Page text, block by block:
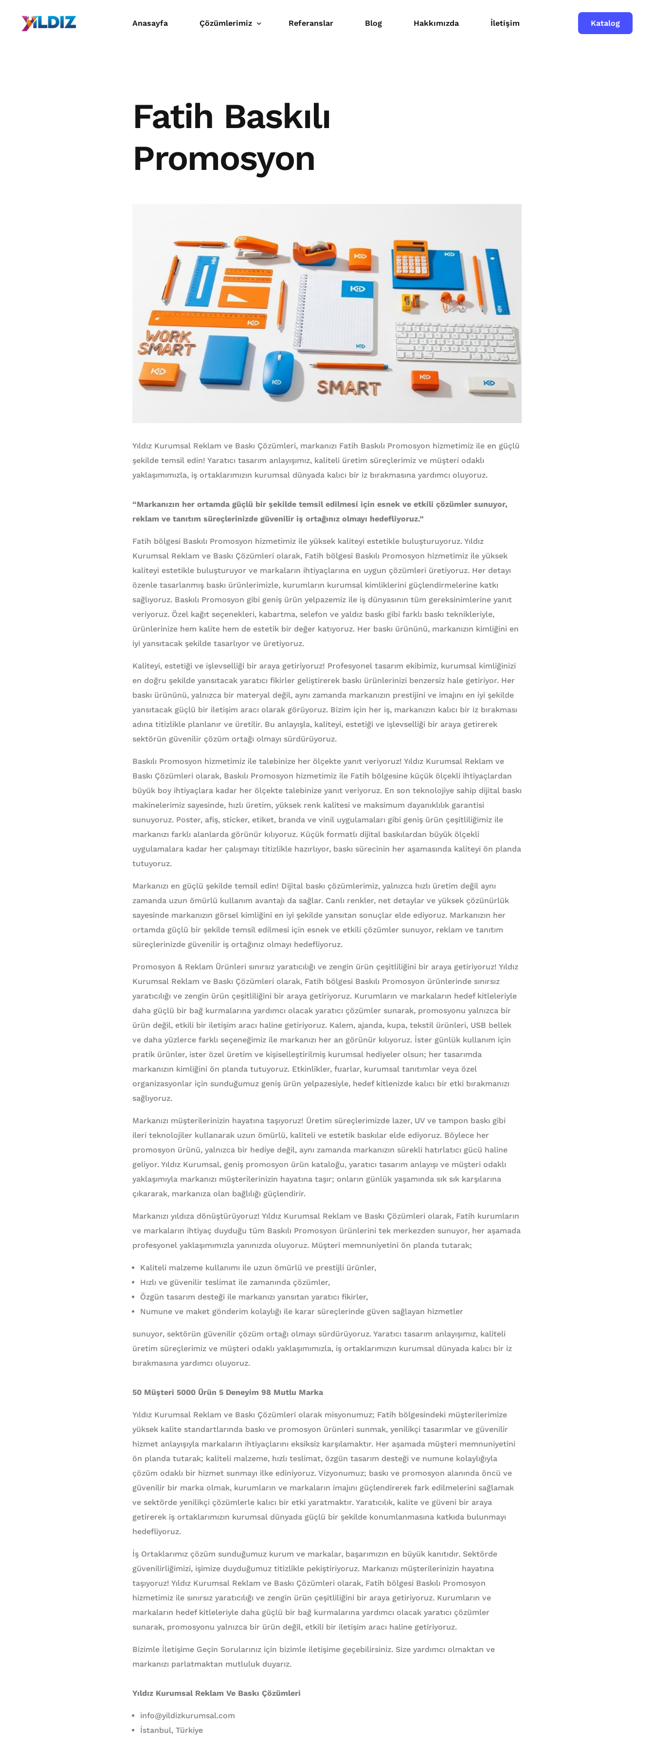
Anasayfa Çözümlerimiz
Promosyon Ürünler
Referanslar Blog Hakkımızda İletişim Katalog
Fatih Baskılı
Promosyon
Yıldız Kurumsal Reklam ve Baskı Çözümleri, markanızı Fatih Baskılı Promosyon hizmetimiz ile en güçlü
şekilde temsil edin! Yaratıcı tasarım anlayışımız, kaliteli üretim süreçlerimiz ve müşteri odaklı
yaklaşımımızla, iş ortaklarımızın kurumsal dünyada kalıcı bir iz bırakmasına yardımcı oluyoruz.
“Markanızın her ortamda güçlü bir şekilde temsil edilmesi için esnek ve etkili çözümler sunuyor,
reklam ve tanıtım süreçlerinizde güvenilir iş ortağınız olmayı hedefliyoruz.”
Fatih bölgesi Baskılı Promosyon hizmetimiz ile yüksek kaliteyi estetikle buluşturuyoruz. Yıldız
Kurumsal Reklam ve Baskı Çözümleri olarak, Fatih bölgesi Baskılı Promosyon hizmetimiz ile yüksek
kaliteyi estetikle buluşturuyor ve markaların ihtiyaçlarına en uygun çözümleri üretiyoruz. Her detayı
özenle tasarlanmış baskı ürünlerimizle, kurumların kurumsal kimliklerini güçlendirmelerine katkı
sağlıyoruz. Baskılı Promosyon gibi geniş ürün yelpazemiz ile iş dünyasının tüm gereksinimlerine yanıt
veriyoruz. Özel kağıt seçenekleri, kabartma, selefon ve yaldız baskı gibi farklı baskı teknikleriyle,
ürünlerinize hem kalite hem de estetik bir değer katıyoruz. Her baskı ürününü, markanızın kimliğini en
iyi yansıtacak şekilde tasarlıyor ve üretiyoruz.
Kaliteyi, estetiği ve işlevselliği bir araya getiriyoruz! Profesyonel tasarım ekibimiz, kurumsal kimliğinizi
en doğru şekilde yansıtacak yaratıcı fikirler geliştirerek baskı ürünlerinizi benzersiz hale getiriyor. Her
baskı ürününü, yalnızca bir materyal değil, aynı zamanda markanızın prestijini ve imajını en iyi şekilde
yansıtacak güçlü bir iletişim aracı olarak görüyoruz. Bizim için her iş, markanızın kalıcı bir iz bırakması
adına titizlikle planlanır ve üretilir. Bu anlayışla, kaliteyi, estetiği ve işlevselliği bir araya getirerek
sektörün güvenilir çözüm ortağı olmayı sürdürüyoruz.
Baskılı Promosyon hizmetimiz ile talebinize her ölçekte yanıt veriyoruz! Yıldız Kurumsal Reklam ve
Baskı Çözümleri olarak, Baskılı Promosyon hizmetimiz ile Fatih bölgesine küçük ölçekli ihtiyaçlardan
büyük boy ihtiyaçlara kadar her ölçekte talebinize yanıt veriyoruz. En son teknolojiye sahip dijital baskı
makinelerimiz sayesinde, hızlı üretim, yüksek renk kalitesi ve maksimum dayanıklılık garantisi
sunuyoruz. Poster, afiş, sticker, etiket, branda ve vinil uygulamaları gibi geniş ürün çeşitliliğimiz ile
markanızı farklı alanlarda görünür kılıyoruz. Küçük formatlı dijital baskılardan büyük ölçekli
uygulamalara kadar her çalışmayı titizlikle hazırlıyor, baskı sürecinin her aşamasında kaliteyi ön planda
tutuyoruz.
Markanızı en güçlü şekilde temsil edin! Dijital baskı çözümlerimiz, yalnızca hızlı üretim değil aynı
zamanda uzun ömürlü kullanım avantajı da sağlar. Canlı renkler, net detaylar ve yüksek çözünürlük
sayesinde markanızın görsel kimliğini en iyi şekilde yansıtan sonuçlar elde ediyoruz. Markanızın her
ortamda güçlü bir şekilde temsil edilmesi için esnek ve etkili çözümler sunuyor, reklam ve tanıtım
süreçlerinizde güvenilir iş ortağınız olmayı hedefliyoruz.
Promosyon & Reklam Ürünleri sınırsız yaratıcılığı ve zengin ürün çeşitliliğini bir araya getiriyoruz! Yıldız
Kurumsal Reklam ve Baskı Çözümleri olarak, Fatih bölgesi Baskılı Promosyon ürünlerinde sınırsız
yaratıcılığı ve zengin ürün çeşitliliğini bir araya getiriyoruz. Kurumların ve markaların hedef kitleleriyle
daha güçlü bir bağ kurmalarına yardımcı olacak yaratıcı çözümler sunarak, promosyonu yalnızca bir
ürün değil, etkili bir iletişim aracı haline getiriyoruz. Kalem, ajanda, kupa, tekstil ürünleri, USB bellek
ve daha yüzlerce farklı seçeneğimiz ile markanızı her an görünür kılıyoruz. İster günlük kullanım için
pratik ürünler, ister özel üretim ve kişiselleştirilmiş kurumsal hediyeler olsun; her tasarımda
markanızın kimliğini ön planda tutuyoruz. Etkinlikler, fuarlar, kurumsal tanıtımlar veya özel
organizasyonlar için sunduğumuz geniş ürün yelpazesiyle, hedef kitlenizde kalıcı bir etki bırakmanızı
sağlıyoruz.
Markanızı müşterilerinizin hayatına taşıyoruz! Üretim süreçlerimizde lazer, UV ve tampon baskı gibi
ileri teknolojiler kullanarak uzun ömürlü, kaliteli ve estetik baskılar elde ediyoruz. Böylece her
promosyon ürünü, yalnızca bir hediye değil, aynı zamanda markanızın sürekli hatırlatıcı gücü haline
geliyor. Yıldız Kurumsal, geniş promosyon ürün kataloğu, yaratıcı tasarım anlayışı ve müşteri odaklı
yaklaşımıyla markanızı müşterilerinizin hayatına taşır; onların günlük yaşamında sık sık karşılarına
çıkararak, markanıza olan bağlılığı güçlendirir.
Markanızı yıldıza dönüştürüyoruz! Yıldız Kurumsal Reklam ve Baskı Çözümleri olarak, Fatih kurumların
ve markaların ihtiyaç duyduğu tüm Baskılı Promosyon ürünlerini tek merkezden sunuyor, her aşamada
profesyonel yaklaşımımızla yanınızda oluyoruz. Müşteri memnuniyetini ön planda tutarak;
Kaliteli malzeme kullanımı ile uzun ömürlü ve prestijli ürünler,
Hızlı ve güvenilir teslimat ile zamanında çözümler,
Özgün tasarım desteği ile markanızı yansıtan yaratıcı fikirler,
Numune ve maket gönderim kolaylığı ile karar süreçlerinde güven sağlayan hizmetler
sunuyor, sektörün güvenilir çözüm ortağı olmayı sürdürüyoruz. Yaratıcı tasarım anlayışımız, kaliteli
üretim süreçlerimiz ve müşteri odaklı yaklaşımımızla, iş ortaklarımızın kurumsal dünyada kalıcı bir iz
bırakmasına yardımcı oluyoruz.
50 Müşteri 5000 Ürün 5 Deneyim 98 Mutlu Marka
Yıldız Kurumsal Reklam ve Baskı Çözümleri olarak misyonumuz; Fatih bölgesindeki müşterilerimize
yüksek kalite standartlarında baskı ve promosyon ürünleri sunmak, yenilikçi tasarımlar ve güvenilir
hizmet anlayışıyla markaların ihtiyaçlarını eksiksiz karşılamaktır. Her aşamada müşteri memnuniyetini
ön planda tutarak; kaliteli malzeme, hızlı teslimat, özgün tasarım desteği ve numune kolaylığıyla
çözüm odaklı bir hizmet sunmayı ilke ediniyoruz. Vizyonumuz; baskı ve promosyon alanında öncü ve
güvenilir bir marka olmak, kurumların ve markaların imajını güçlendirerek fark edilmelerini sağlamak
ve sektörde yenilikçi çözümlerle kalıcı bir etki yaratmaktır. Yaratıcılık, kalite ve güveni bir araya
getirerek iş ortaklarımızın kurumsal dünyada güçlü bir şekilde konumlanmasına katkıda bulunmayı
hedefliyoruz.
İş Ortaklarımız çözüm sunduğumuz kurum ve markalar, başarımızın en büyük kanıtıdır. Sektörde
güvenilirliğimizi, işimize duyduğumuz titizlikle pekiştiriyoruz. Markanızı müşterilerinizin hayatına
taşıyoruz! Yıldız Kurumsal Reklam ve Baskı Çözümleri olarak, Fatih bölgesi Baskılı Promosyon
hizmetimiz ile sınırsız yaratıcılığı ve zengin ürün çeşitliliğini bir araya getiriyoruz. Kurumların ve
markaların hedef kitleleriyle daha güçlü bir bağ kurmalarına yardımcı olacak yaratıcı çözümler
sunarak, promosyonu yalnızca bir ürün değil, etkili bir iletişim aracı haline getiriyoruz.
Bizimle İletişime Geçin Sorularınız için bizimle iletişime geçebilirsiniz. Size yardımcı olmaktan ve
markanızı parlatmaktan mutluluk duyarız.
Yıldız Kurumsal Reklam Ve Baskı Çözümleri
info@yildizkurumsal.com
İstanbul, Türkiye